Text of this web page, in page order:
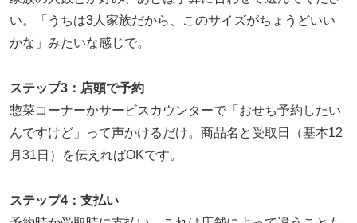
い。「うちは3人家族だから、このサイズがちょうどいい
かな」みたいな感じで。
ステップ3：店頭で予約
惣菜コーナーかサービスカウンターで「おせち予約したい
んですけど」って声かけるだけ。商品名と受取日（基本12
月31日）を伝えればOKです。
ステップ4：支払い